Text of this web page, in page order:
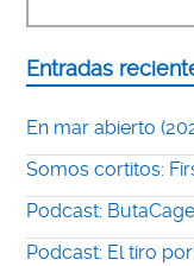
Entradas
En mar abierto
Somos cortitos:
Podcast:
Podcast: El tiro